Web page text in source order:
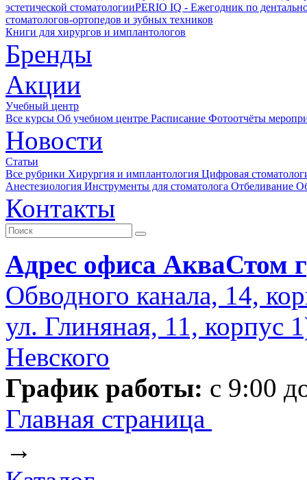
эстетической стоматологииPERIO IQ - Ежегодник по
стоматологов-ортопедов и зубных техников
Книги для хирургов и имплантологов
Бренды
Акции
Учебный центр
Все курсы Об учебном центре Расписание Фотоотчёты
Новости
Статьи
Все рубрики Хирургия и имплантология Цифровая
Анестезиология Инструменты для стоматолога Отбеливание
Контакты
Адрес офиса АкваСтом
Обводного канала, 14,
ул. Глиняная, 11, корпус
Невского
График работы: с 9:00
Главная страница
→